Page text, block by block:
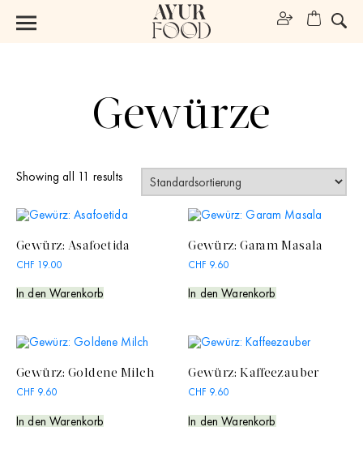
Gewürze
Showing all 11 results
Gewürz: Asafoetida
CHF 19.00
In den Warenkorb
Gewürz: Garam Masala
CHF 9.60
In den Warenkorb
Gewürz: Goldene Milch
CHF 9.60
In den Warenkorb
Gewürz: Kaffeezauber
CHF 9.60
In den Warenkorb